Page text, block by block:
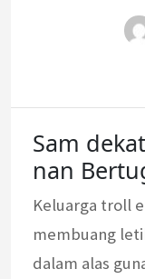
Sam
nan
Keluarga troll
membuang
dalam alas